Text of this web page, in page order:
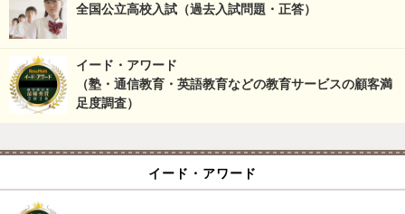
全国公立高校入試（過去入試問題・正答）
イード・アワード
（塾・通信教育・英語教育などの教育サービスの顧客満
足度調査）
イード・アワード